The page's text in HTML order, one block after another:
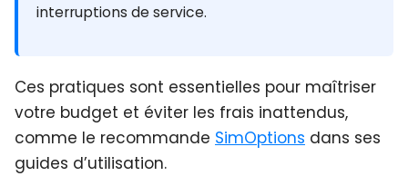
interruptions de service.
Ces pratiques sont essentielles pour maîtriser
votre budget et éviter les frais inattendus,
comme le recommande SimOptions dans ses
guides d’utilisation.